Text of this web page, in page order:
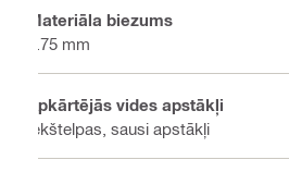
Materiāla biezums
1.75 mm
Apkārtējās vides apstākļi
Iekštelpas, sausi apstākļi